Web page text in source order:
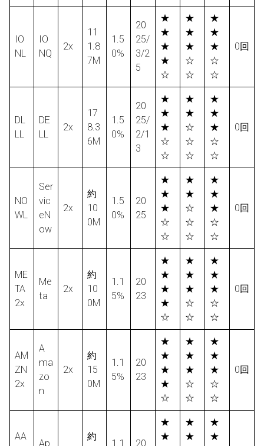
IO
NL
IO
NQ
2x
11
1.8
7M
1.5
0%
20
25/
3/2
5
★
★
★
★
☆
★
★
★
☆
☆
★
★
★
☆
☆
0回
DL
LL
DE
LL
2x
17
8.3
6M
1.5
0%
20
25/
2/1
3
★
★
★
☆
☆
★
★
☆
☆
☆
★
★
★
☆
☆
0回
NO
WL
Ser
vic
eN
ow
2x
約
10
0M
1.5
0%
20
25
★
★
★
☆
☆
★
★
☆
☆
☆
★
★
★
☆
☆
0回
ME
TA
2x
Me
ta
2x
約
10
0M
1.1
5%
20
23
★
★
★
★
☆
★
★
★
☆
☆
★
★
★
☆
☆
0回
AM
ZN
2x
A
ma
zo
n
2x
約
15
0M
1.1
5%
20
23
★
★
★
★
☆
★
★
★
☆
☆
★
★
★
☆
☆
0回
AA
Ap
約
1.1 20
★
★
★
★
★
★